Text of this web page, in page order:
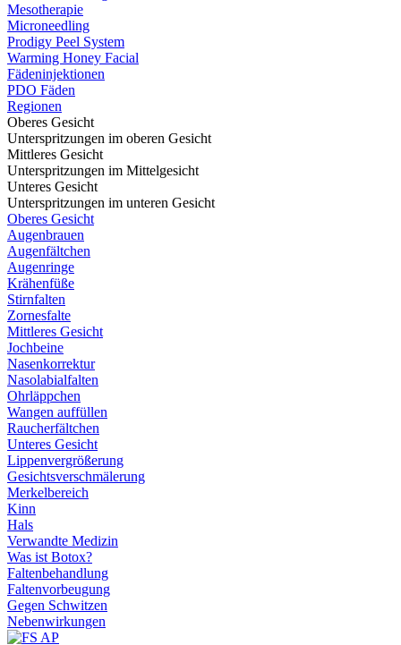
Mesotherapie
Microneedling
Prodigy Peel System
Warming Honey Facial
Fädeninjektionen
PDO Fäden
Regionen
Oberes Gesicht
Unterspritzungen im oberen Gesicht
Mittleres Gesicht
Unterspritzungen im Mittelgesicht
Unteres Gesicht
Unterspritzungen im unteren Gesicht
Oberes Gesicht
Augenbrauen
Augenfältchen
Augenringe
Krähenfüße
Stirnfalten
Zornesfalte
Mittleres Gesicht
Jochbeine
Nasenkorrektur
Nasolabialfalten
Ohrläppchen
Wangen auffüllen
Raucherfältchen
Unteres Gesicht
Lippenvergrößerung
Gesichtsverschmälerung
Merkelbereich
Kinn
Hals
Verwandte Medizin
Was ist Botox?
Faltenbehandlung
Faltenvorbeugung
Gegen Schwitzen
Nebenwirkungen